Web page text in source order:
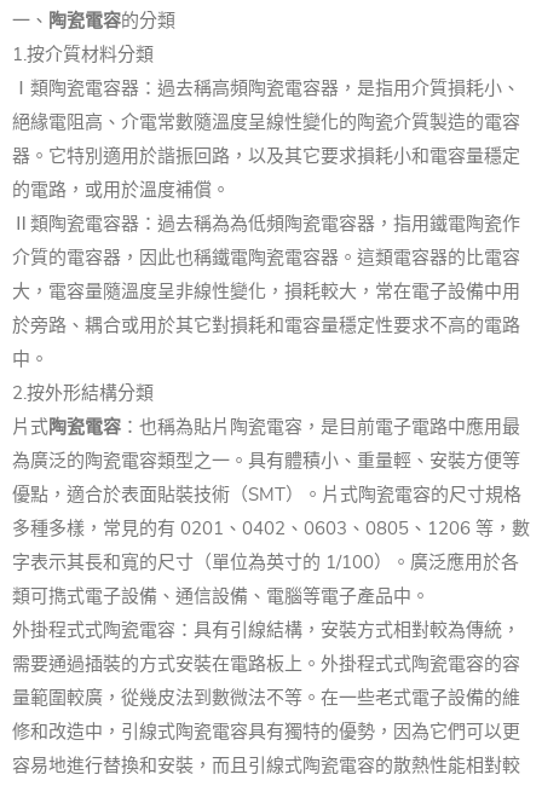
一、 陶瓷電容的分類
1.按介質材料分類
Ⅰ類陶瓷電容器：過去稱高頻陶瓷電容器，是指用介質損耗小、
絕緣電阻高、介電常數隨溫度呈線性變化的陶瓷介質製造的電容
器。它特別適用於諧振回路，以及其它要求損耗小和電容量穩定
的電路，或用於溫度補償。
Ⅱ類陶瓷電容器：過去稱為為低頻陶瓷電容器，指用鐵電陶瓷作
介質的電容器，因此也稱鐵電陶瓷電容器。這類電容器的比電容
大，電容量隨溫度呈非線性變化，損耗較大，常在電子設備中用
於旁路、耦合或用於其它對損耗和電容量穩定性要求不高的電路
中。
2.按外形結構分類
片式陶瓷電容 ：也稱為貼片陶瓷電容，是目前電子電路中應用最
為廣泛的陶瓷電容類型之一。具有體積小、重量輕、安裝方便等
優點，適合於表面貼裝技術（SMT）。片式陶瓷電容的尺寸規格
多種多樣，常見的有 0201、0402、0603、0805、1206 等，數
字表示其長和寬的尺寸（單位為英寸的 1/100）。廣泛應用於各
類可擕式電子設備、通信設備、電腦等電子產品中。
外掛程式式陶瓷電容：具有引線結構，安裝方式相對較為傳統，
需要通過插裝的方式安裝在電路板上。外掛程式式陶瓷電容的容
量範圍較廣，從幾皮法到數微法不等。在一些老式電子設備的維
修和改造中，引線式陶瓷電容具有獨特的優勢，因為它們可以更
容易地進行替換和安裝，而且引線式陶瓷電容的散熱性能相對較